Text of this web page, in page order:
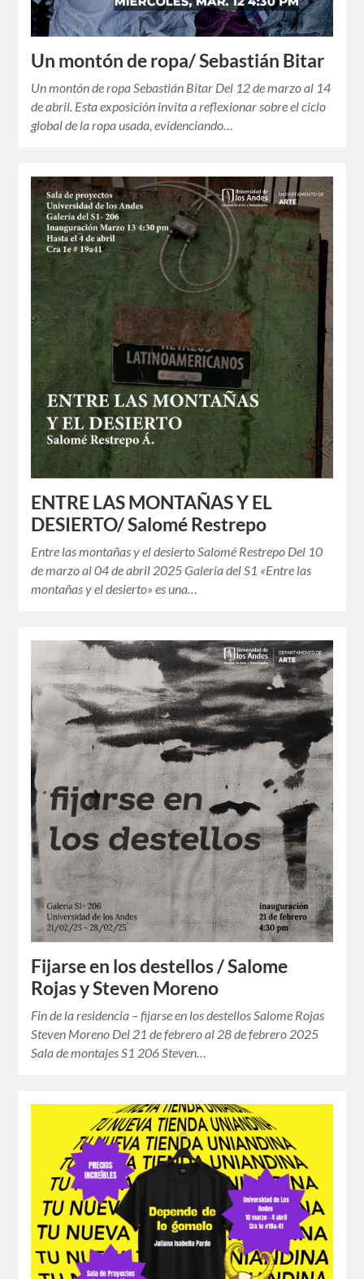
Un montón de ropa/ Sebastián Bitar
Un montón de ropa Sebastián Bitar Del 12 de marzo al 14
de abril. Esta exposición invita a reflexionar sobre el ciclo
global de la ropa usada, evidenciando…
ENTRE LAS MONTAÑAS Y EL
DESIERTO/ Salomé Restrepo
Entre las montañas y el desierto Salomé Restrepo Del 10
de marzo al 04 de abril 2025 Galeria del S1 «Entre las
montañas y el desierto» es una…
Fijarse en los destellos / Salome
Rojas y Steven Moreno
Fin de la residencia – fijarse en los destellos Salome Rojas
Steven Moreno Del 21 de febrero al 28 de febrero 2025
Sala de montajes S1 206 Steven…